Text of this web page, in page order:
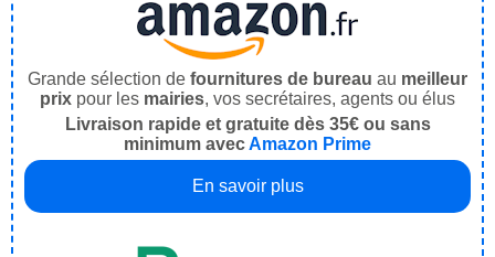
Grande sélection de fournitures de bureau au meilleur
prix pour les mairies, vos secrétaires, agents ou élus
Livraison rapide et gratuite dès 35€ ou sans
minimum avecAmazon Prime
En savoir plus